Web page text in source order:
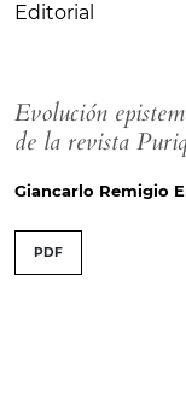
Editorial
Evolución
de la revista
Giancarlo Remigio
PDF